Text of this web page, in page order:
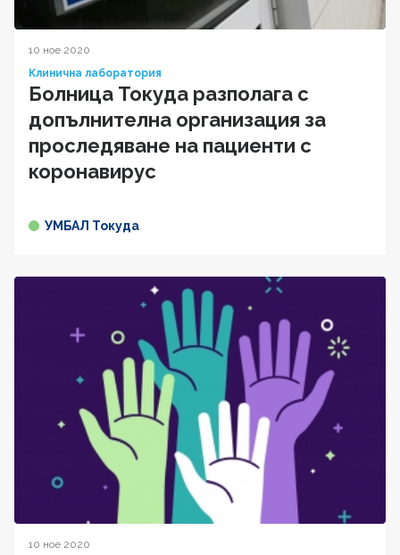
10 ное 2020
Клинична лаборатория
Болница Токуда разполага с
допълнителна организация за
проследяване на пациенти с
коронавирус
УМБАЛ Токуда
10 ное 2020